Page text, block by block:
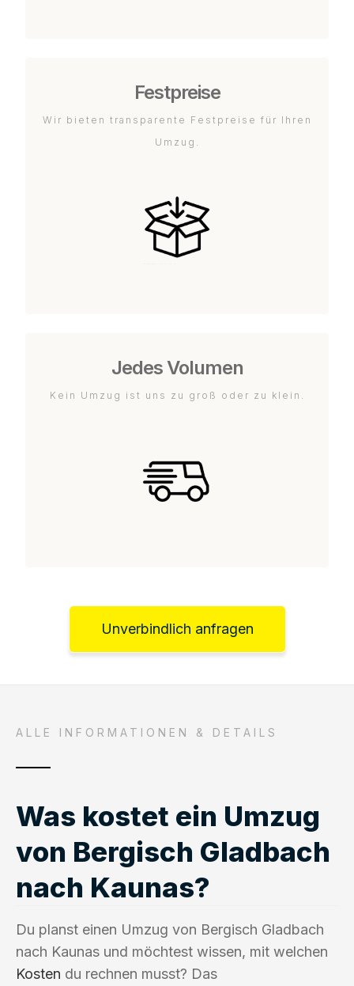
Festpreise
Wir bieten transparente Festpreise für Ihren
Umzug.
Jedes Volumen
Kein Umzug ist uns zu groß oder zu klein.
Unverbindlich anfragen
ALLE INFORMATIONEN & DETAILS
Was kostet ein Umzug
von Bergisch Gladbach
nach Kaunas?
Du planst einen Umzug von Bergisch Gladbach
nach Kaunas und möchtest wissen, mit welchen
Kosten du rechnen musst? Das